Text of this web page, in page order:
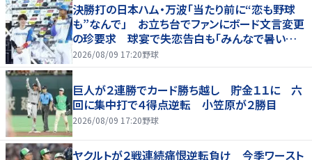
決勝打の日本ハム・万波「当たり前に“恋も野球
も”なんで」 お立ち台でファンにボード文言変更
の珍要求 球宴で失恋告白も「みんなで暑い夏
にしましょう！」
2026/08/09 17:20野球
巨人が２連勝でカード勝ち越し 貯金１１に 六
回に集中打で４得点逆転 小笠原が２勝目
2026/08/09 17:20野球
ヤクルトが２戦連続痛恨逆転負け 今季ワースト